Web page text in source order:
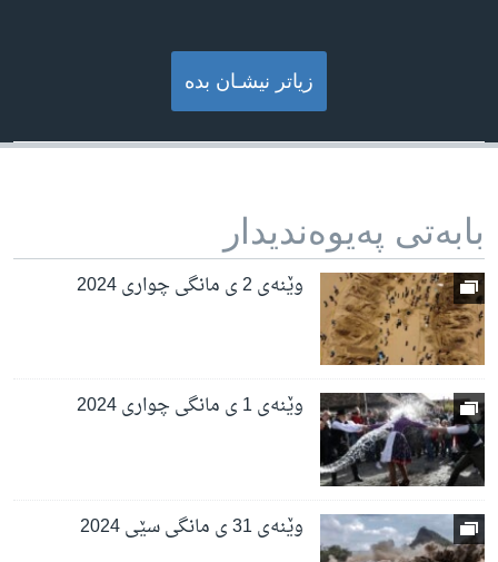
زیاتر نیشـان بده‌
بابه‌تی په‌یوه‌ندیدار
وێنەی 2 ی مانگی چواری 2024
وێنەی 1 ی مانگی چواری 2024
وێنەی 31 ی مانگی سێی 2024